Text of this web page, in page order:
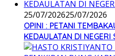
25/07/202625/07/2026
OPINI : PETANI
KEDAULATAN DI NEGERI